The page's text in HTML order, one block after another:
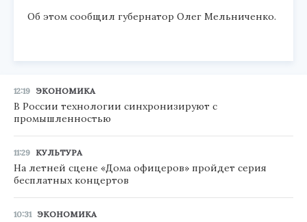
Об этом сообщил губернатор Олег Мельниченко.
12:19 ЭКОНОМИКА
В России технологии синхронизируют с
промышленностью
11:29 КУЛЬТУРА
На летней сцене «Дома офицеров» пройдет серия
бесплатных концертов
10:31 ЭКОНОМИКА